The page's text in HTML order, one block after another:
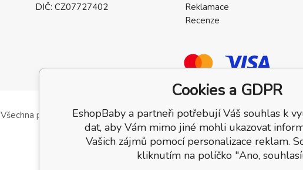
DIČ: CZ07727402
Reklamace
Recenze
Všechna práva vyhrazena.
Cookies a GDPR
EshopBaby a partneři potřebují Váš souhlas k
dat, aby Vám mimo jiné mohli ukazovat
Vašich zájmů pomocí personalizace reklam.
kliknutím na políčko "Ano,